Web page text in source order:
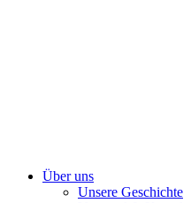
Über uns
Unsere Geschichte